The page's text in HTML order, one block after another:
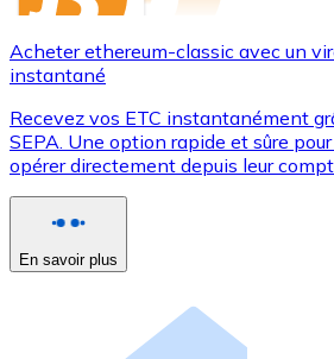
Acheter ethereum-classic avec un
instantané
Recevez vos ETC instantanément
SEPA. Une option rapide et sûre
opérer directement depuis leur
En savoir plus